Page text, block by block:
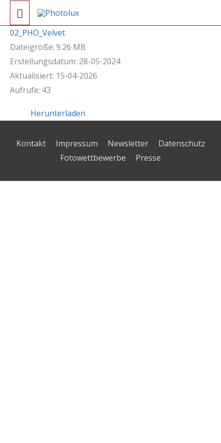
Inhalt
springen
Hauptmenü
02_PHO_Velvet
Dateigröße: 9.26 MB
Erstellungsdatum: 28-05-2024
Aktualisiert: 15-04-2026
Aufrufe: 43
Herunterladen
Kontakt Impressum Newsletter
Datenschutz
Fotowettbewerbe
Presse